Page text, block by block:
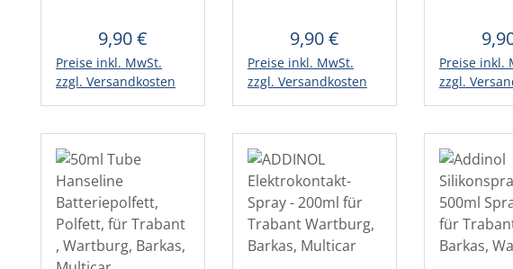
Regulärer Preis:
9,90 €
Preise inkl. MwSt.
zzgl. Versandkosten
In den Warenkorb
Regulärer Preis:
9,90 €
Preise inkl. MwSt.
zzgl. Versandkosten
In den Warenkorb
Preise inkl.
zzgl.In den